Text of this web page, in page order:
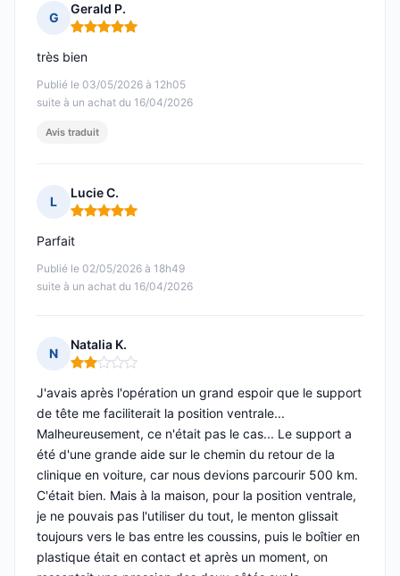
G
Gerald P.
Note : 5 sur 5
Publié le 03/05/2026 à 12h05
suite à un achat du 16/04/2026
très bien
Avis traduit
L
Lucie C.
Note : 5 sur 5
Publié le 02/05/2026 à 18h49
suite à un achat du 16/04/2026
Parfait
N
Natalia K.
Note : 2 sur 5
J'avais après l'opération un grand espoir que le support
de tête me faciliterait la position ventrale...
Malheureusement, ce n'était pas le cas... Le support a
été d'une grande aide sur le chemin du retour de la
clinique en voiture, car nous devions parcourir 500 km.
C'était bien. Mais à la maison, pour la position ventrale,
je ne pouvais pas l'utiliser du tout, le menton glissait
toujours vers le bas entre les coussins, puis le boîtier en
plastique était en contact et après un moment, on